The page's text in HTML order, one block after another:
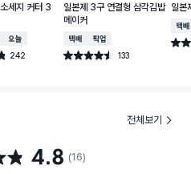
세지 커터 3
업오늘배송
242
건 작성
일본제 3구 연결형 삼각김밥
메이커
택배배송매장픽업
별점 4.5점 133
건 작성
일본
택배
별점
전체보기
4.8 (16)